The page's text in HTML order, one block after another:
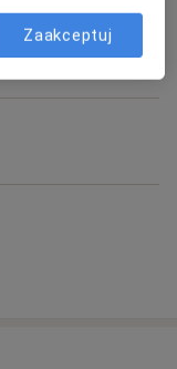
Zaakceptuj